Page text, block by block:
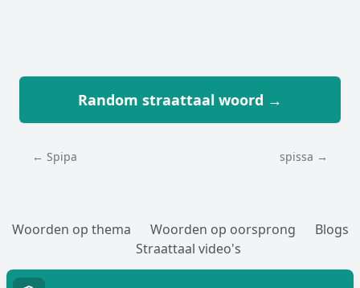
Random straattaal woord →
← Spipa spissa →
Woorden op thema Woorden op oorsprong
Blogs
Straattaal video's